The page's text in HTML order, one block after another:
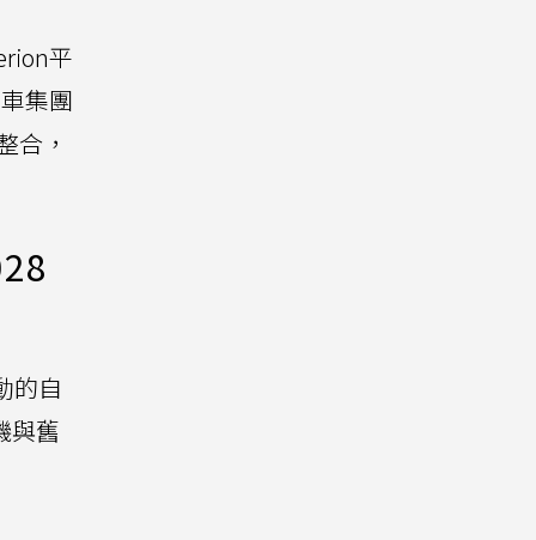
平
集團
合，
的自
與舊